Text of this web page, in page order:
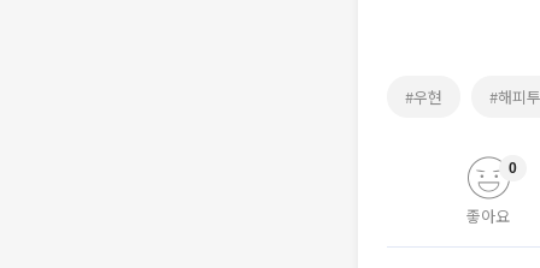
#우현 #해피
좋아요
0